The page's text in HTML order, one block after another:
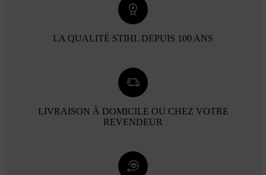
LA QUALITÉ STIHL DEPUIS 100 ANS
LIVRAISON À DOMICILE OU CHEZ VOTRE
REVENDEUR